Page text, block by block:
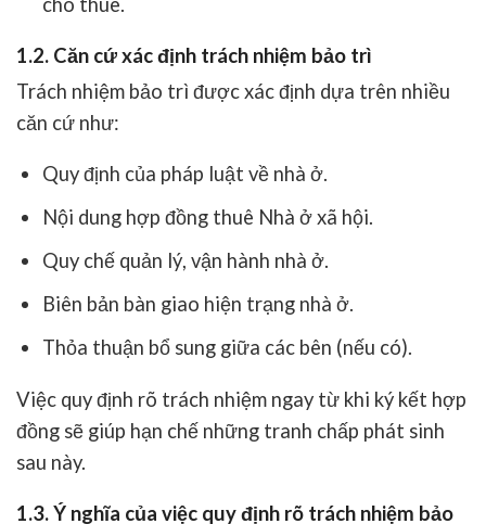
1.2. Căn cứ xác định trách nhiệm bảo trì
Trách nhiệm bảo trì được xác định dựa trên nhiều
căn cứ như:
Quy định của pháp luật về nhà ở.
Nội dung hợp đồng thuê Nhà ở xã hội.
Quy chế quản lý, vận hành nhà ở.
Biên bản bàn giao hiện trạng nhà ở.
Thỏa thuận bổ sung giữa các bên (nếu có).
Việc quy định rõ trách nhiệm ngay từ khi ký kết hợp
đồng sẽ giúp hạn chế những tranh chấp phát sinh
sau này.
1.3. Ý nghĩa của việc quy định rõ trách nhiệm bảo